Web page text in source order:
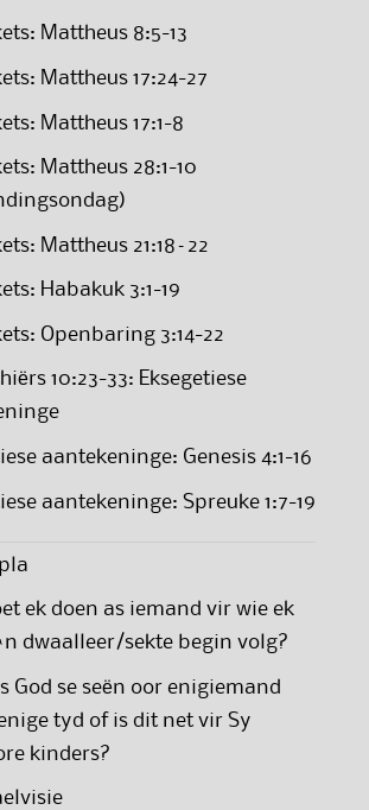
Mattheus 8:5-13
Mattheus 17:24-27
Mattheus 17:1-8
Mattheus 28:1-10
Mattheus 21:18–22
Habakuk 3:1-19
Openbaring 3:14-22
10:23-33: Eksegetiese
aantekeninge: Genesis 4:1-16
aantekeninge: Spreuke 1:7-19
ek doen as iemand vir wie ek
dwaalleer/sekte begin volg?
God se seën oor enigiemand
tyd of is dit net vir Sy
kinders?